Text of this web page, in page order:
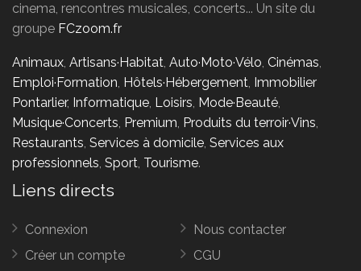
cinema, rencontres musicales, concerts... Un site du
groupe FCzoom.fr
Animaux, Artisans·Habitat, Auto·Moto·Vélo, Cinémas,
Emploi·Formation, Hôtels·Hébergement, Immobilier
Pontarlier, Informatique, Loisirs, Mode·Beauté,
Musique·Concerts, Premium, Produits du terroir·Vins,
Restaurants, Services à domicile, Services aux
professionnels, Sport, Tourisme.
Liens directs
Connexion
Créer un compte
Nous contacter
CGU